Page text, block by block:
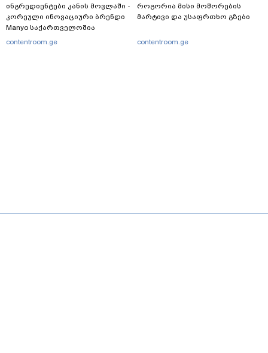
ინგრედიენტები კანის მოვლაში -
კორეული ინოვაციური ბრენდი
Manyo საქართველოშია
contentroom.ge
როგორია მისი მოშორების
მარტივი და უსაფრთხო გზები
contentroom.ge